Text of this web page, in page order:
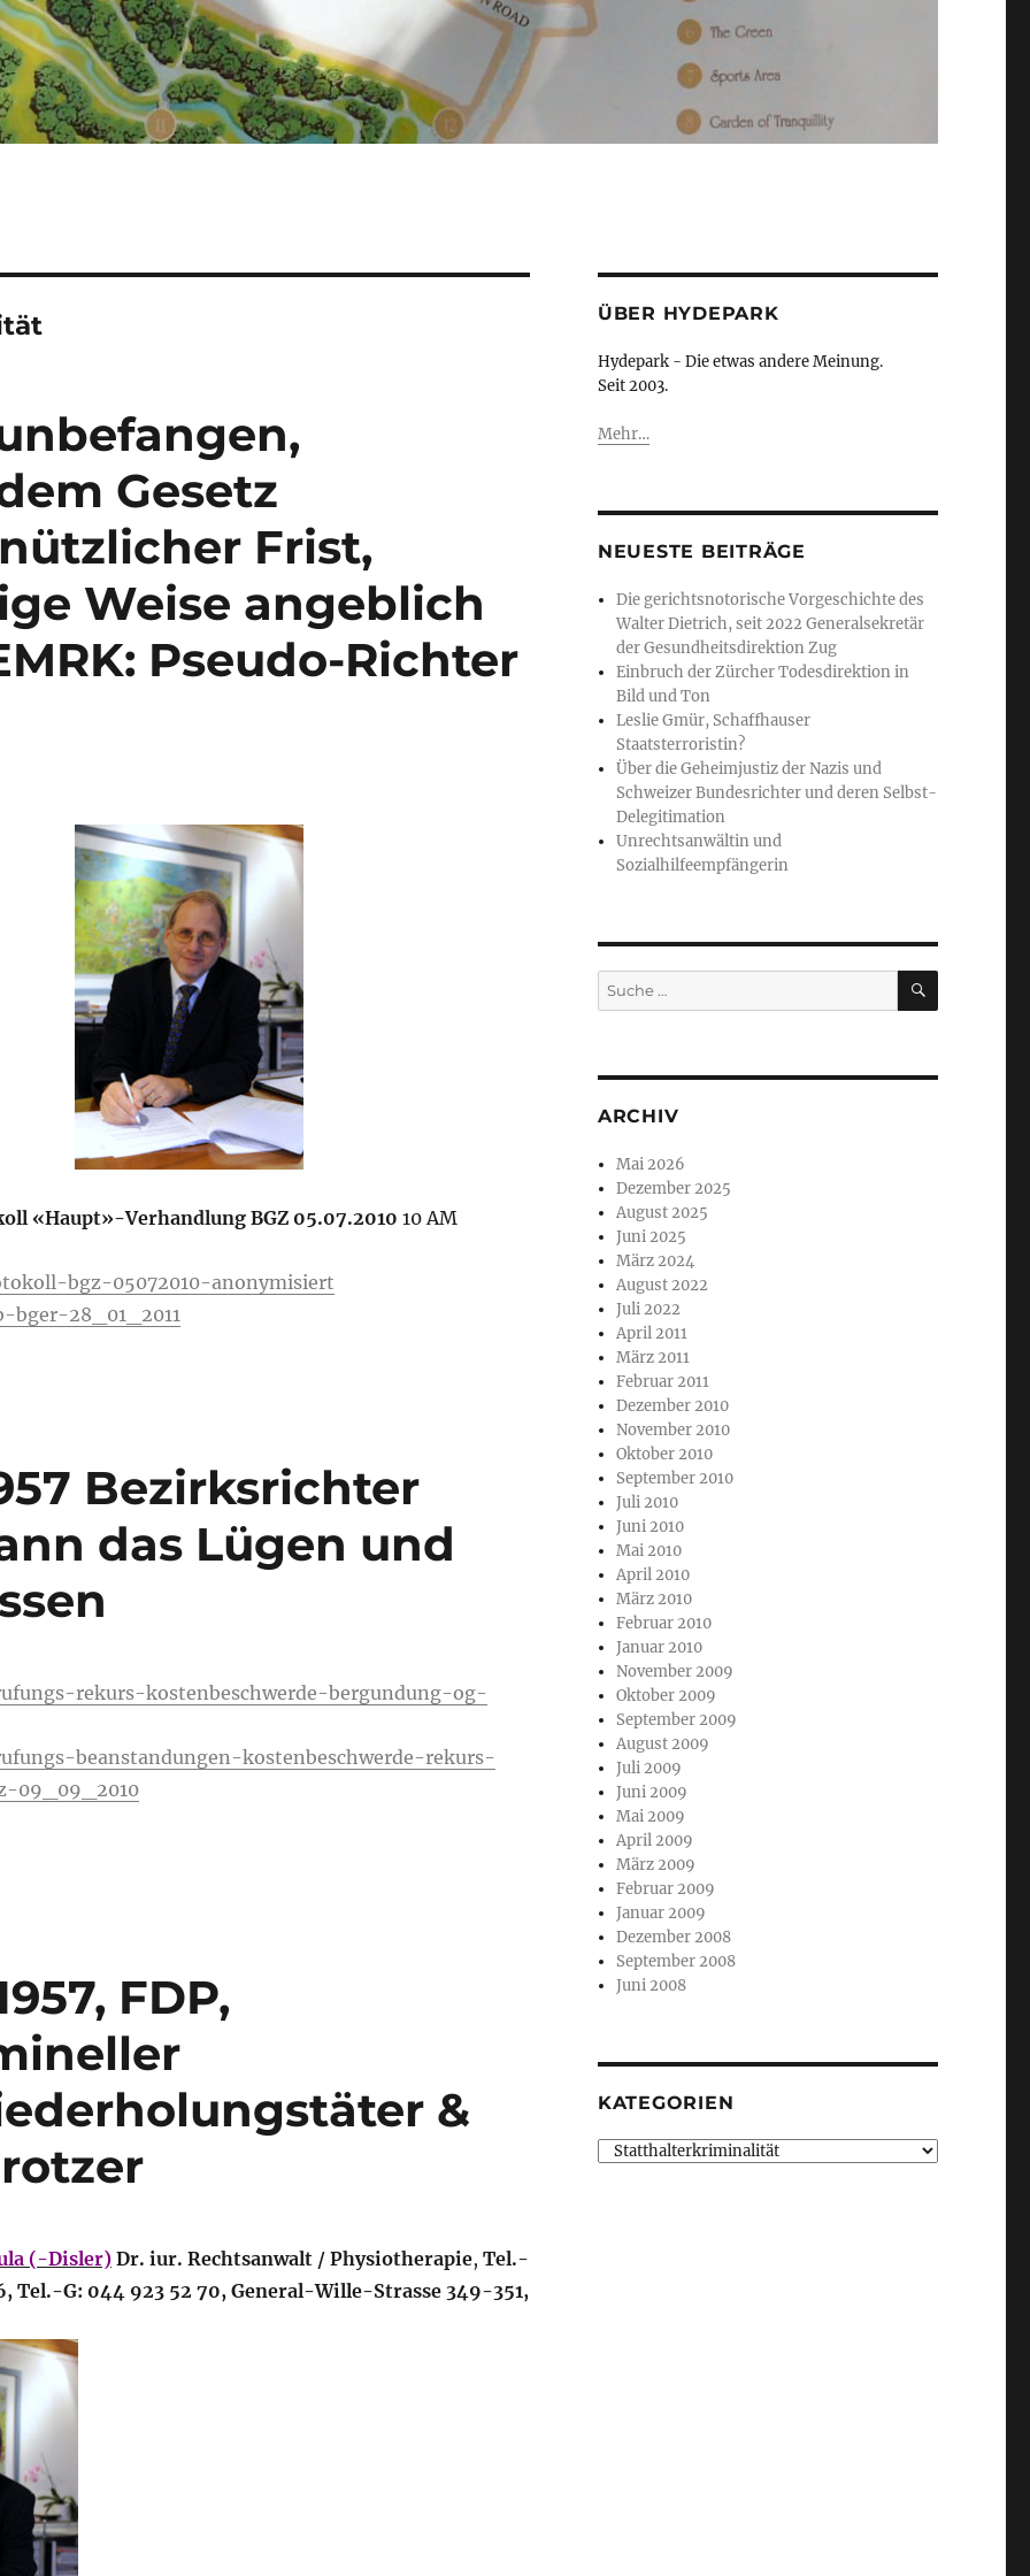
Gesetz
Frist,
Weise angeblich
Pseudo-Richter
«Haupt»-Verhandlung BGZ 05.07.2010 10 AM
bgz-05072010-anonymisiert
bger-28_01_2011
Bezirksrichter
das Lügen und
rekurs-kostenbeschwerde-bergundung-og-
beanstandungen-kostenbeschwerde-rekurs-
09_09_2010
FDP,
&
(-Disler) Dr. iur. Rechtsanwalt / Physiotherapie, Tel.-
Tel.-G: 044 923 52 70, General-Wille-Strasse 349-351,
ÜBER HYDEPARK
Hydepark - Die etwas andere Meinung.
Seit 2003.
Mehr…
NEUESTE BEITRÄGE
Die gerichtsnotorische Vorgeschichte des
Walter Dietrich, seit 2022 Generalsekretär
der Gesundheitsdirektion Zug
Einbruch der Zürcher Todesdirektion in
Bild und Ton
Leslie Gmür, Schaffhauser
Staatsterroristin?
Über die Geheimjustiz der Nazis und
Schweizer Bundesrichter und deren Selbst-
Delegitimation
Unrechtsanwältin und
Sozialhilfeempfängerin
Suche
nach:
SUCHE
ARCHIV
Mai 2026
Dezember 2025
August 2025
Juni 2025
März 2024
August 2022
Juli 2022
April 2011
März 2011
Februar 2011
Dezember 2010
November 2010
Oktober 2010
September 2010
Juli 2010
Juni 2010
Mai 2010
April 2010
März 2010
Februar 2010
Januar 2010
November 2009
Oktober 2009
September 2009
August 2009
Juli 2009
Juni 2009
Mai 2009
April 2009
März 2009
Februar 2009
Januar 2009
Dezember 2008
September 2008
Juni 2008
KATEGORIEN
Kategorien